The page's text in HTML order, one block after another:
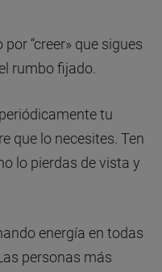
“creer» que sigues
rumbo fijado.
tu
que lo necesites. Ten
lo pierdas de vista y
energía en todas
personas más